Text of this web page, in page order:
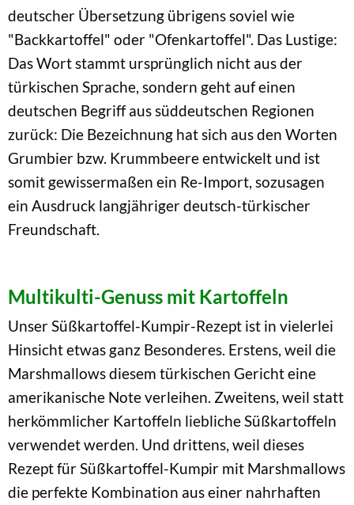
deutscher Übersetzung übrigens soviel wie
"Backkartoffel" oder "Ofenkartoffel". Das Lustige:
Das Wort stammt ursprünglich nicht aus der
türkischen Sprache, sondern geht auf einen
deutschen Begriff aus süddeutschen Regionen
zurück: Die Bezeichnung hat sich aus den Worten
Grumbier bzw. Krummbeere entwickelt und ist
somit gewissermaßen ein Re-Import, sozusagen
ein Ausdruck langjähriger deutsch-türkischer
Freundschaft.
Multikulti-Genuss mit Kartoffeln
Unser Süßkartoffel-Kumpir-Rezept ist in vielerlei
Hinsicht etwas ganz Besonderes. Erstens, weil die
Marshmallows diesem türkischen Gericht eine
amerikanische Note verleihen. Zweitens, weil statt
herkömmlicher Kartoffeln liebliche Süßkartoffeln
verwendet werden. Und drittens, weil dieses
Rezept für Süßkartoffel-Kumpir mit Marshmallows
die perfekte Kombination aus einer nahrhaften